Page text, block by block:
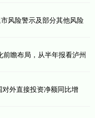
风险警示及部分其他风险
瞻布局，从半年报看泸州
外直接投资净额同比增